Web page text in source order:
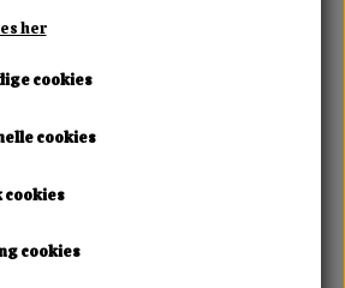
her
cookies
cookies
cookies
cookies